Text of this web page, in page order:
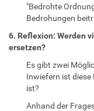
"Bedrohte
Bedrohungen
6. Reflexion: Werden
ersetzen?
Es gibt zwei
Inwiefern ist diese
ist?
Anhand der